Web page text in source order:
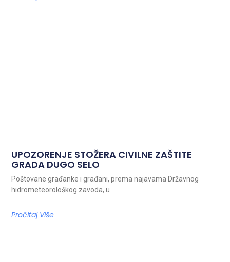
UPOZORENJE STOŽERA CIVILNE ZAŠTITE
GRADA DUGO SELO
Poštovane građanke i građani, prema najavama Državnog
hidrometeorološkog zavoda, u
Pročitaj Više